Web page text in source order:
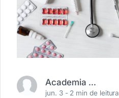
Academia Médica
jun. 3 - 2 min de leitura